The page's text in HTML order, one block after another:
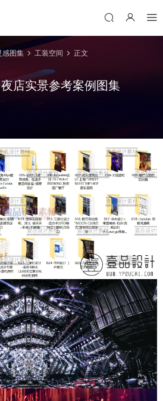
感图集 工装空间 正文
店实景参考案例图集